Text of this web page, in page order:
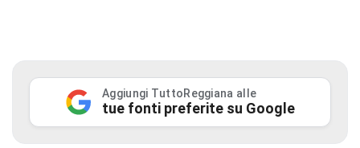
Aggiungi TuttoReggiana alle
tue fonti preferite su Google